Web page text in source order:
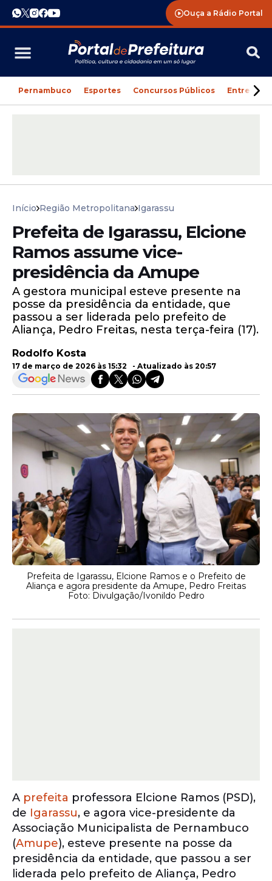
Ouça a Rádio Portal
Pernambuco Esportes Concursos Públicos
Início Região Metropolitana Igarassu
Prefeita de Igarassu, Elcione
Ramos assume vice-
presidência da Amupe
A gestora municipal esteve presente na
posse da presidência da entidade, que
passou a ser liderada pelo prefeito de
Aliança, Pedro Freitas, nesta terça-feira (17).
Rodolfo Kosta
17 de março de 2026 às 15:32 - Atualizado às 20:57
Prefeita de Igarassu, Elcione Ramos e o Prefeito de
Aliança e agora presidente da Amupe, Pedro Freitas
Foto: Divulgação/Ivonildo Pedro
A prefeita professora Elcione Ramos (PSD),
de Igarassu, e agora vice-presidente da
Associação Municipalista de Pernambuco
(Amupe), esteve presente na posse da
presidência da entidade, que passou a ser
liderada pelo prefeito de Aliança, Pedro